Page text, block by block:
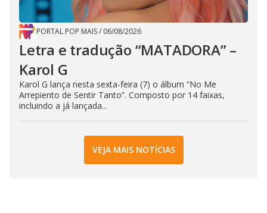
PORTAL POP MAIS/ 06/08/2026
Letra e tradução “MATADORA” –
Karol G
Karol G lança nesta sexta-feira (7) o álbum “No Me
Arrepiento de Sentir Tanto”. Composto por 14 faixas,
incluindo a já lançada...
VEJA MAIS NOTÍCIAS